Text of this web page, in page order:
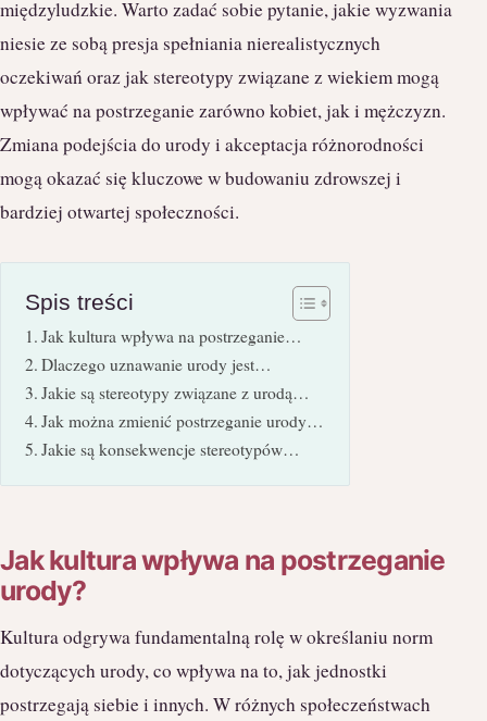
międzyludzkie. Warto zadać sobie pytanie, jakie wyzwania
niesie ze sobą presja spełniania nierealistycznych
oczekiwań oraz jak stereotypy związane z wiekiem mogą
wpływać na postrzeganie zarówno kobiet, jak i mężczyzn.
Zmiana podejścia do urody i akceptacja różnorodności
mogą okazać się kluczowe w budowaniu zdrowszej i
bardziej otwartej społeczności.
Spis treści
Jak kultura wpływa na postrzeganie…
Dlaczego uznawanie urody jest…
Jakie są stereotypy związane z urodą…
Jak można zmienić postrzeganie urody…
Jakie są konsekwencje stereotypów…
Jak kultura wpływa na postrzeganie
urody?
Kultura odgrywa fundamentalną rolę w określaniu norm
dotyczących urody, co wpływa na to, jak jednostki
postrzegają siebie i innych. W różnych społeczeństwach